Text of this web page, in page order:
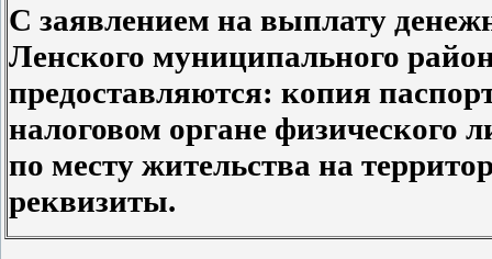
С заявлением на выплату
Ленского муниципального
предоставляются: копия
налоговом органе физического
по месту жительства на
реквизиты.